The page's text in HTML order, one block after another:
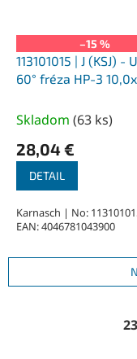
–15 %
113101015 | J (KSJ) -
60° fréza HP-3
Skladom (63 ks)
28,04 €
DETAIL
Karnasch | No:
EAN: 4046781043900
23